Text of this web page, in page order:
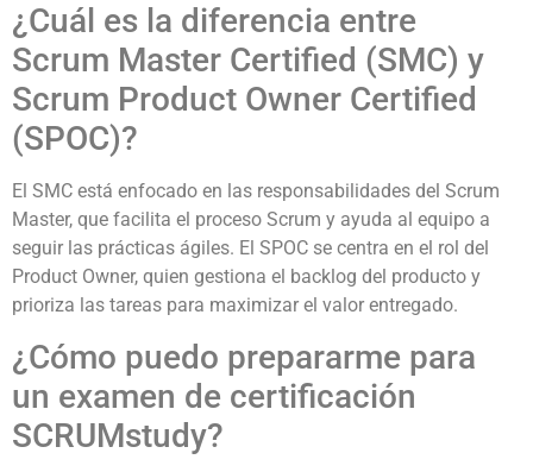
¿Cuál es la diferencia entre
Scrum Master Certified (SMC) y
Scrum Product Owner Certified
(SPOC)?
El SMC está enfocado en las responsabilidades del Scrum
Master, que facilita el proceso Scrum y ayuda al equipo a
seguir las prácticas ágiles. El SPOC se centra en el rol del
Product Owner, quien gestiona el backlog del producto y
prioriza las tareas para maximizar el valor entregado.
¿Cómo puedo prepararme para
un examen de certificación
SCRUMstudy?